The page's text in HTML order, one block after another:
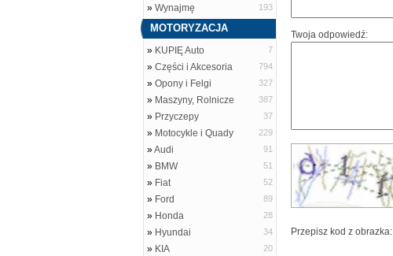
» Wynajmę 193
MOTORYZACJA
» KUPIĘ Auto 7
» Części i Akcesoria 794
» Opony i Felgi 327
» Maszyny, Rolnicze 387
» Przyczepy 37
» Motocykle i Quady 229
»Audi 91
» BMW 51
» Fiat 52
» Ford 89
» Honda 28
» Hyundai 34
» KIA 20
Twoja odpowiedź:
Przepisz kod z obrazka: